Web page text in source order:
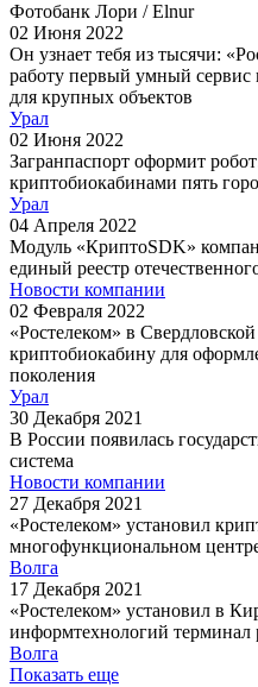
Фотобанк Лори / Elnur
02 Июня 2022
Он узнает тебя из тысячи:
работу первый умный сервис
для крупных объектов
Урал
02 Июня 2022
Загранпаспорт оформит
криптобиокабинами пять
Урал
04 Апреля 2022
Модуль «КриптоSDK»
единый реестр
Новости компании
02 Февраля 2022
«Ростелеком» в
криптобиокабину для
поколения
Урал
30 Декабря 2021
В России появилась
система
Новости компании
27 Декабря 2021
«Ростелеком» установил
многофункциональном
Волга
17 Декабря 2021
«Ростелеком» установил в
информтехнологий терминал
Волга
Показать еще